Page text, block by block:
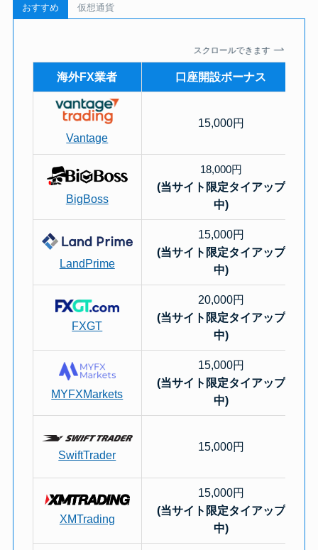
おすすめ 仮想通貨
スクロールできます
海外FX業者 口座開設ボーナス
Vantage
15,000円
BigBoss
18,000円
(当サイト限定タイアップ
中)
LandPrime
15,000円
(当サイト限定タイアップ
中)
FXGT
20,000円
(当サイト限定タイアップ
中)
MYFXMarkets
15,000円
(当サイト限定タイアップ
中)
SwiftTrader
15,000円
XMTrading
15,000円
(当サイト限定タイアップ
中)